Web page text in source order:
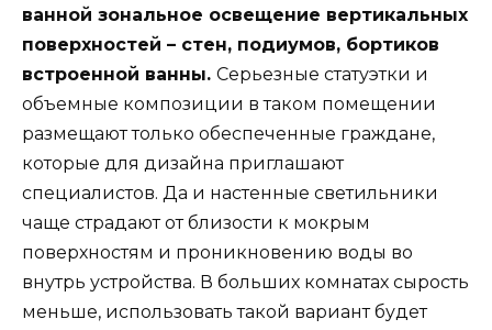
ванной зональное освещение вертикальных
поверхностей – стен, подиумов, бортиков
встроенной ванны. Серьезные статуэтки и
объемные композиции в таком помещении
размещают только обеспеченные граждане,
которые для дизайна приглашают
специалистов. Да и настенные светильники
чаще страдают от близости к мокрым
поверхностям и проникновению воды во
внутрь устройства. В больших комнатах сырость
меньше, использовать такой вариант будет